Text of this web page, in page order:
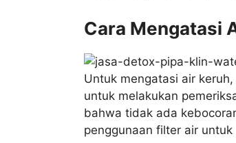
Cara Mengatasi
Untuk mengatasi air
untuk melakukan
bahwa tidak ada
penggunaan filter air